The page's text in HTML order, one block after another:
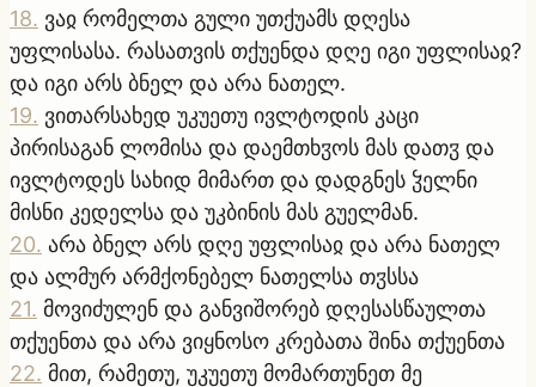
18. ვაჲ რომელთა გული უთქუამს დღესა
უფლისასა. რასათვის თქუენდა დღე იგი უფლისაჲ?
და იგი არს ბნელ და არა ნათელ.
19. ვითარსახედ უკუეთუ ივლტოდის კაცი
პირისაგან ლომისა და დაემთხჳოს მას დათჳ და
ივლტოდეს სახიდ მიმართ და დადგნეს ჴელნი
მისნი კედელსა და უკბინის მას გუელმან.
20. არა ბნელ არს დღე უფლისაჲ და არა ნათელ
და ალმურ არმქონებელ ნათელსა თჳსსა
21. მოვიძულენ და განვიშორებ დღესასწაულთა
თქუენთა და არა ვიყნოსო კრებათა შინა თქუენთა
22. მით, რამეთუ, უკუეთუ მომართუნეთ მე